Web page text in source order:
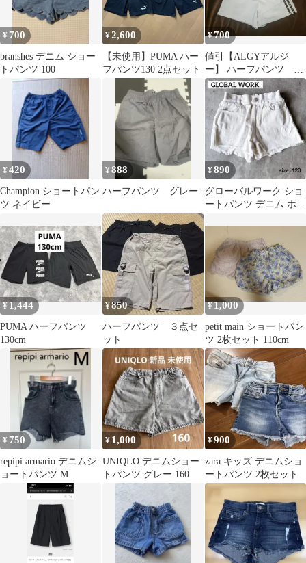
¥ 700
branshes デニム ショー
トパンツ 100
¥2,600
【未使用】PUMA ハー
フパンツ130 2点セット
¥700
値引【ALGYアルジ
ー】 ハーフパンツ 短
パン ライトブルー
水色 140cm
¥420
Champion ショートパン
ツ ネイビー
¥888
ハーフパンツ グレー
¥890
グローバルワーク ショ
ートパンツ デニム ホワ
¥1,444
PUMA ハーフパンツ
130cm
¥850
ハーフパンツ ３点セ
ット
¥1,000
petit main ショートパン
ツ 2枚セット 110cm
¥ 750
repipi armario デニムシ
ョートパンツ M
¥ 1,000
UNIQLO デニムショー
トパンツ グレー 160
¥900
zara キッズ デニムショ
ートパンツ 2枚セット